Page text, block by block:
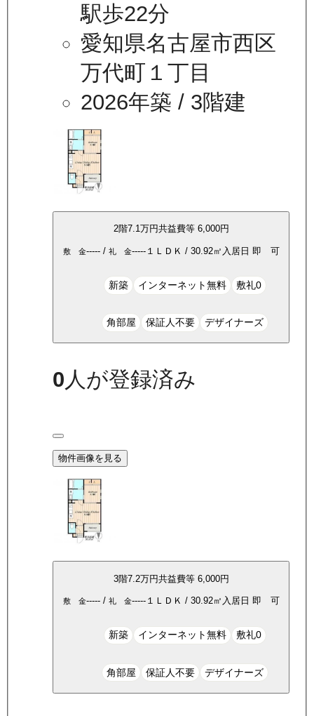
駅歩22分
愛知県名古屋市西区
万代町１丁目
2026年築 / 3階建
2階7.1万円共益費等 6,000円
敷 金-----/ 礼 金-----１ＬＤＫ / 30.92㎡ 入居日 即 可
新築 インターネット無料 敷礼0
角部屋 保証人不要 デザイナーズ
0人が登録済み
物件画像を見る
3階7.2万円共益費等 6,000円
敷 金-----/ 礼 金-----１ＬＤＫ / 30.92㎡ 入居日 即 可
新築 インターネット無料 敷礼0
角部屋 保証人不要 デザイナーズ